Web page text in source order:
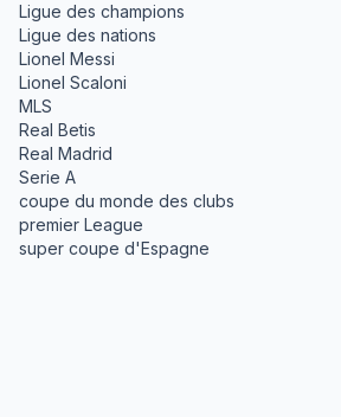
Ligue des champions
Ligue des nations
Lionel Messi
Lionel Scaloni
MLS
Real Betis
Real Madrid
Serie A
coupe du monde des clubs
premier League
super coupe d'Espagne